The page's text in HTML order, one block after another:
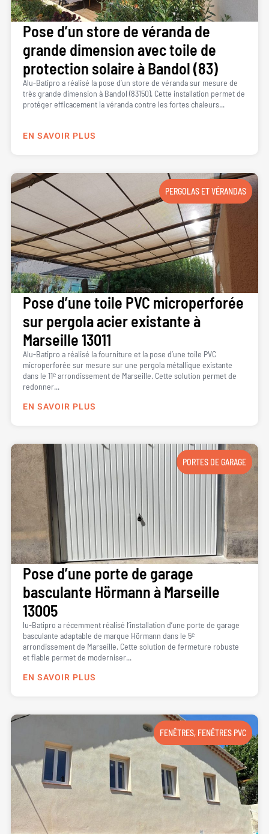
Pose d’un store de véranda de
grande dimension avec toile de
protection solaire à Bandol (83)
Alu-Batipro a réalisé la pose d’un store de véranda sur mesure de
très grande dimension à Bandol (83150). Cette installation permet de
protéger efficacement la véranda contre les fortes chaleurs...
EN SAVOIR PLUS
PERGOLAS ET VÉRANDAS
Pose d’une toile PVC microperforée
sur pergola acier existante à
Marseille 13011
Alu-Batipro a réalisé la fourniture et la pose d’une toile PVC
microperforée sur mesure sur une pergola métallique existante
dans le 11ᵉ arrondissement de Marseille. Cette solution permet de
redonner...
EN SAVOIR PLUS
PORTES DE GARAGE
Pose d’une porte de garage
basculante Hörmann à Marseille
13005
lu-Batipro a récemment réalisé l’installation d’une porte de garage
basculante adaptable de marque Hörmann dans le 5ᵉ
arrondissement de Marseille. Cette solution de fermeture robuste
et fiable permet de moderniser...
EN SAVOIR PLUS
FENÊTRES, FENÊTRES PVC